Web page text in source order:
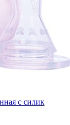
с силик